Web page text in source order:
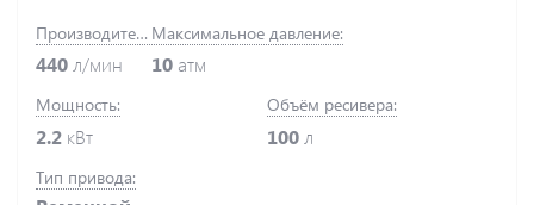
Производительность:
440л/мин
Максимальное давление:
10 атм
Мощность:
2.2 кВт
Объём ресивера:
100 л
Тип привода: